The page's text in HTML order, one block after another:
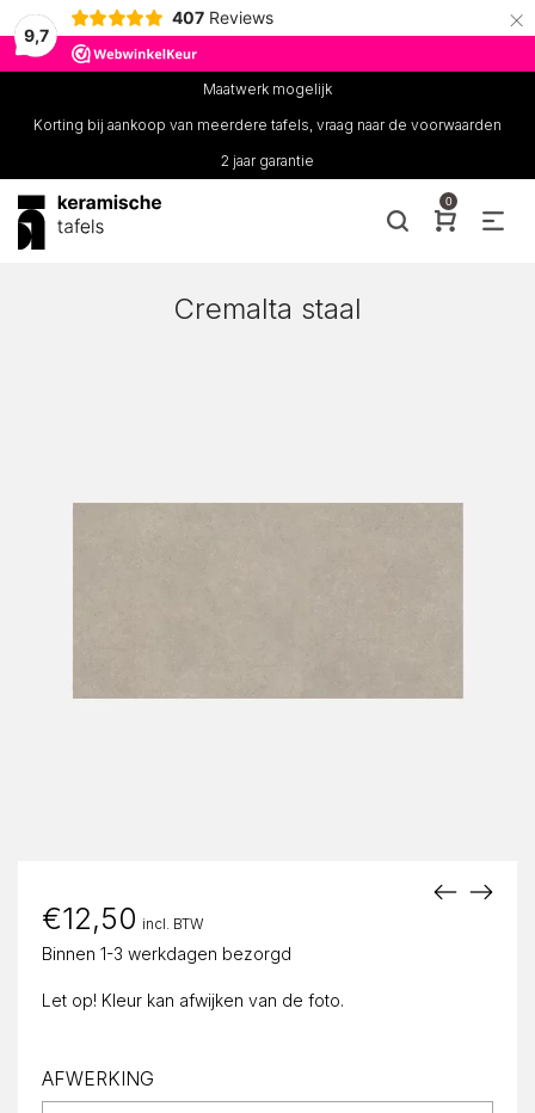
9,7
407 Reviews ×
Maatwerk mogelijk
Korting bij aankoop van meerdere tafels, vraag naar de voorwaarden
2 jaar garantie
0
Cremalta staal
€12,50 incl. BTW
Binnen 1-3 werkdagen bezorgd
Let op! Kleur kan afwijken van de foto.
AFWERKING